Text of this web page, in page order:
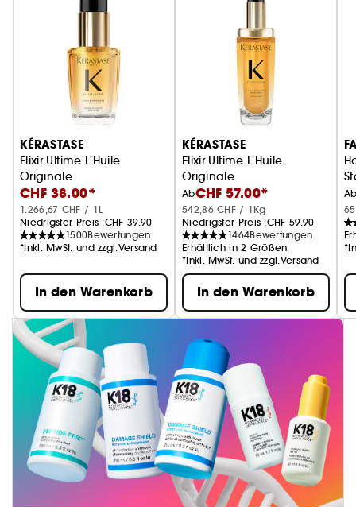
KÉRASTASE
Elixir Ultime L'Huile
Originale
Haaröl
CHF 38.00*
1.266,67 CHF / 1L
Niedrigster Preis :CHF 39.90
1500Bewertungen
*Inkl. MwSt. und zzgl.Versand
In den Warenkorb
KÉRASTASE
Elixir Ultime L'Huile
Originale
Nachfüllbar
AbCHF 57.00*
542,86 CHF / 1Kg
Niedrigster Preis :CHF 59.90
1464Bewertungen
Erhältlich in 2 Größen
*Inkl. MwSt. und zzgl.Versand
In den Warenkorb